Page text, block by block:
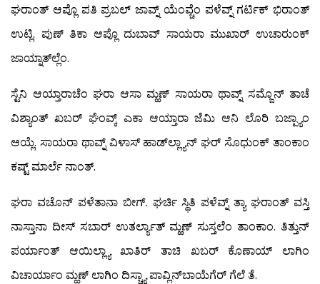
ಘರಾಂತ್ ಆಪ್ಲೊ ಪತಿ ಪ್ರಬಲ್ ಜಾವ್ನ್ ಯೆಂವ್ಚೆಂ ಪಳೆವ್ನ್ ಗರ್ಟಿಕ್ ಭಿರಾಂತ್
ಉಟ್ಲಿ. ಪುಣ್ ತಿಕಾ ಆಪ್ಲೊ ದುಬಾವ್ ಸಾಯರಾ ಮುಖಾರ್ ಉಚಾರುಂಕ್
ಜಾಯ್ನಾತ್‍ಲ್ಲೆಂ.
ಸ್ಟೆನಿ ಆಯ್ತಾರಾಚೆಂ ಘರಾ ಆಸಾ ಮ್ಹಣ್ ಸಾಯರಾ ಥಾವ್ನ್ ಸಮ್ಜೊನ್ ತಾಚೆ
ವಿಶ್ಯಾಂತ್ ಖಬರ್ ಘೆಂವ್ಕ್ ಎಕಾ ಆಯ್ತಾರಾ ಜೆಮಿ ಆನಿ ಲೊರಿ ಬಜ್ಪ್ಯಾಂ
ಆಯ್ಲೆ. ಸಾಯರಾ ಥಾವ್ನ್ ವಿಳಾಸ್ ಹಾಡ್‍ಲ್ಲ್ಯಾನ್ ಘರ್ ಸೊಧುಂಕ್ ತಾಂಕಾಂ
ಕಷ್ಟ್ ಮಾರ್ಲೆ ನಾಂತ್.
ಘರಾ ವಚೊನ್ ಪಳೆತಾನಾ ಬೀಗ್. ಘರ್ಚಿ ಸ್ಥಿತಿ ಪಳೆವ್ನ್ ತ್ಯಾ ಘರಾಂತ್ ವಸ್ತಿ
ನಾಸ್ತಾನಾ ದೀಸ್ ಸಬಾರ್ ಉತರ್ಲ್ಯಾತ್ ಮ್ಹಣ್ ಸುಸ್ತಲೆಂ ತಾಂಕಾಂ. ತಿತ್ತುನ್
ಪರ್ಯಾಂತ್ ಆಯಿಲ್ಲ್ಯಾ ಖಾತಿರ್ ತಾಚಿ ಖಬರ್ ಕೊಣಾಯ್ ಲಾಗಿಂ
ವಿಚಾರ್ಯಾಂ ಮ್ಹಣ್ ಲಾಗಿಂ ದಿಸ್ಚ್ಯಾ ಪಾವ್ಲಿನ್‍ಬಾಯೆಗೆರ್ ಗೆಲೆ ತೆ.